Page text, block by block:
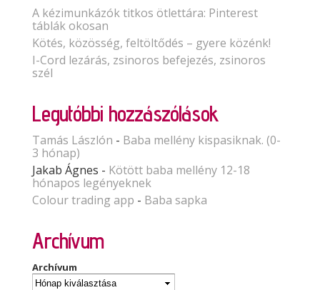
A kézimunkázók titkos ötlettára: Pinterest
táblák okosan
Kötés, közösség, feltöltődés – gyere közénk!
I-Cord lezárás, zsinoros befejezés, zsinoros
szél
Legutóbbi hozzászólások
Tamás Lászlón - Baba mellény kispasiknak. (0-
3 hónap)
Jakab Ágnes - Kötött baba mellény 12-18
hónapos legényeknek
Colour trading app - Baba sapka
Archívum
Archívum